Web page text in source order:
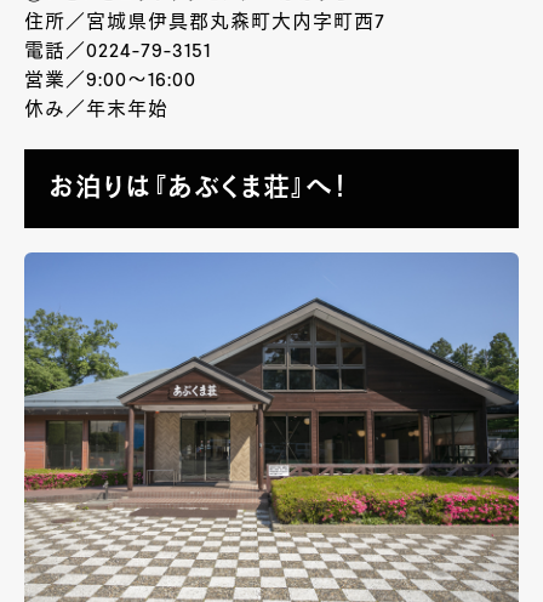
住所／宮城県伊具郡丸森町大内字町西7
電話／0224-79-3151
営業／9:00～16:00
休み／年末年始
お泊りは『あぶくま荘』へ！